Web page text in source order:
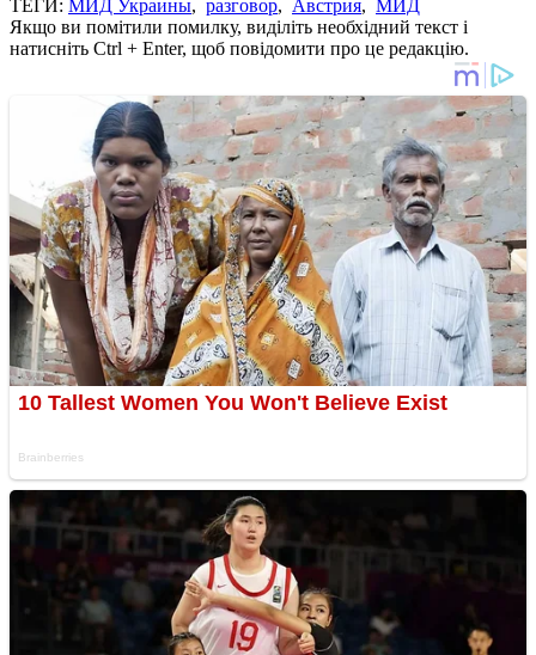
ТЕГИ: МИД Украины, разговор, Австрия, МИД
Якщо ви помітили помилку, виділіть необхідний текст і
натисніть Ctrl + Enter, щоб повідомити про це редакцію.